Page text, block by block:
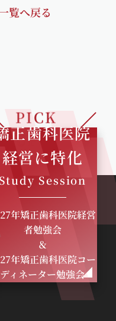
覧へ戻る
PICK
UP
正歯科医院
経営に特化
Study Session
年矯正歯科医院経営
者勉強会
＆
年矯正歯科医院コー
ディネーター勉強会